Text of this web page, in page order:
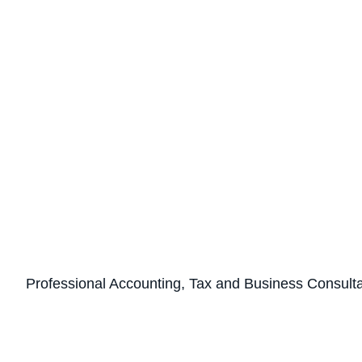
Professional Accounting, Tax and Business